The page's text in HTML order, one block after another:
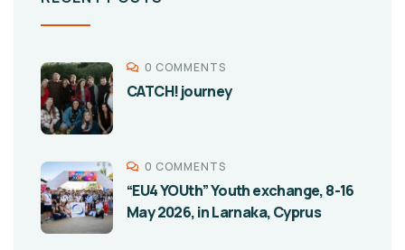
0 COMMENTS
CATCH! journey
0 COMMENTS
“EU4 YOUth” Youth exchange, 8-16
May 2026, in Larnaka, Cyprus